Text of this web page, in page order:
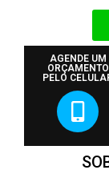
AGENDE UM
ORÇAMENTO
PELO